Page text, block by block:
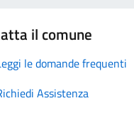
il comune
le domande frequenti
Assistenza